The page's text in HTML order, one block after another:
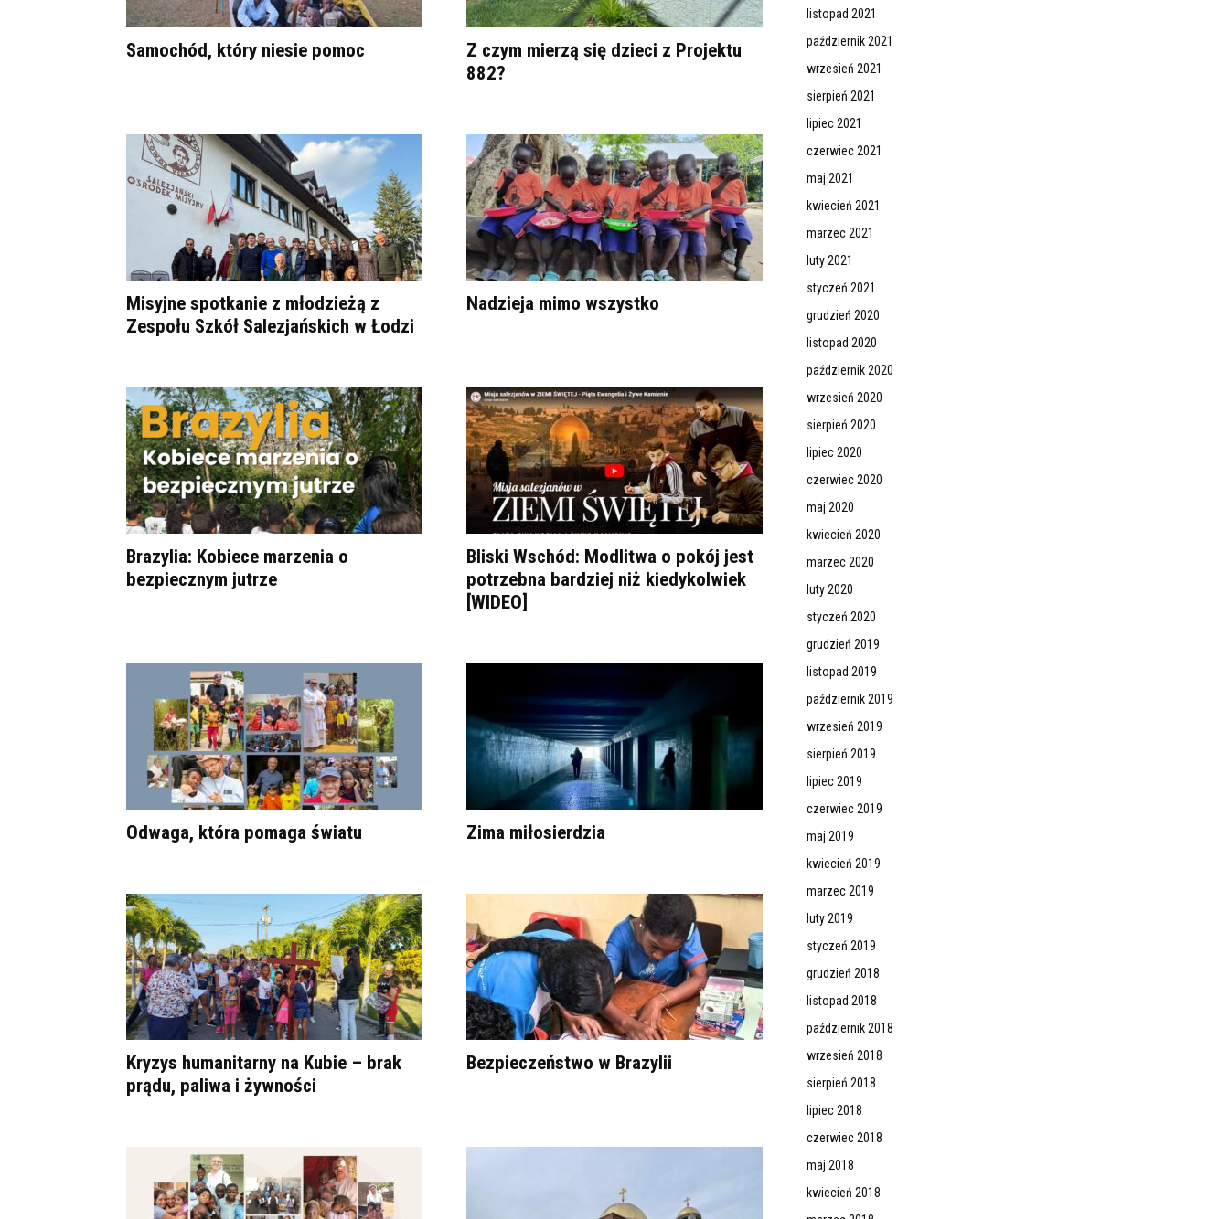
Samochód, który niesie pomoc
Z czym mierzą się dzieci z Projektu
882?
Misyjne spotkanie z młodzieżą z
Zespołu Szkół Salezjańskich w Łodzi
Nadzieja mimo wszystko
Brazylia: Kobiece marzenia o
bezpiecznym jutrze
Bliski Wschód: Modlitwa o pokój jest
potrzebna bardziej niż kiedykolwiek
[WIDEO]
Odwaga, która pomaga światu Zima miłosierdzia
Kryzys humanitarny na Kubie – brak
prądu, paliwa i żywności
Bezpieczeństwo w Brazylii
listopad 2021
październik 2021
wrzesień 2021
sierpień 2021
lipiec 2021
czerwiec 2021
maj 2021
kwiecień 2021
marzec 2021
luty 2021
styczeń 2021
grudzień 2020
listopad 2020
październik 2020
wrzesień 2020
sierpień 2020
lipiec 2020
czerwiec 2020
maj 2020
kwiecień 2020
marzec 2020
luty 2020
styczeń 2020
grudzień 2019
listopad 2019
październik 2019
wrzesień 2019
sierpień 2019
lipiec 2019
czerwiec 2019
maj 2019
kwiecień 2019
marzec 2019
luty 2019
styczeń 2019
grudzień 2018
listopad 2018
październik 2018
wrzesień 2018
sierpień 2018
lipiec 2018
czerwiec 2018
maj 2018
kwiecień 2018